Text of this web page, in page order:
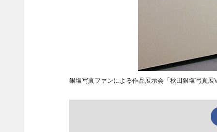
銀塩写真ファンによる作品展示会「秋田銀塩写真展